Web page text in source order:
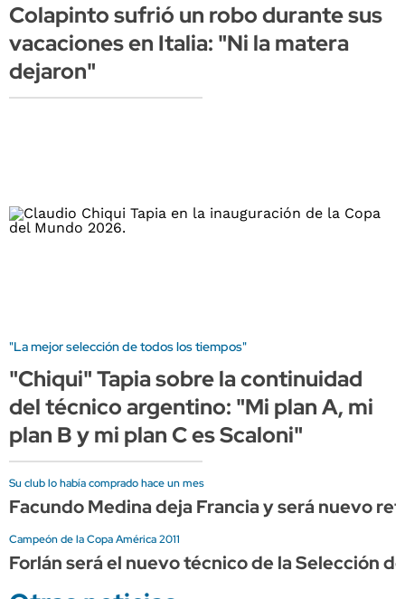
Colapinto sufrió un robo durante sus
vacaciones en Italia: "Ni la matera
dejaron"
"La mejor selección de todos los tiempos"
"Chiqui" Tapia sobre la continuidad
del técnico argentino: "Mi plan A, mi
plan B y mi plan C es Scaloni"
Su club lo había comprado hace un mes
Facundo Medina deja Francia y será nuevo
Campeón de la Copa América 2011
Forlán será el nuevo técnico de la Selección